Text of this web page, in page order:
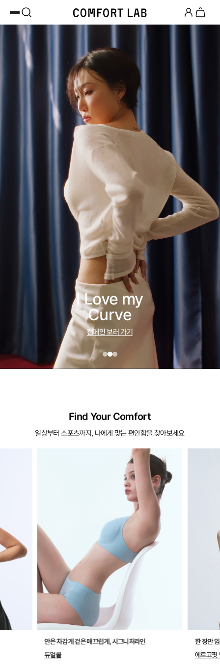
카카오채널 추가하고 10,000원 쿠폰 받기
페이코 쿠폰 혜택 12% OFF 24시간만
I Love my
Curve
캠페인 보러 가기
Find Your Comfort
일상부터 스포츠까지, 나에게 맞는 편안함을 찾아보세요
안은 차갑게 겉은 매끄럽게, 시그니처라인
듀얼쿨
한 장만
에르고핏